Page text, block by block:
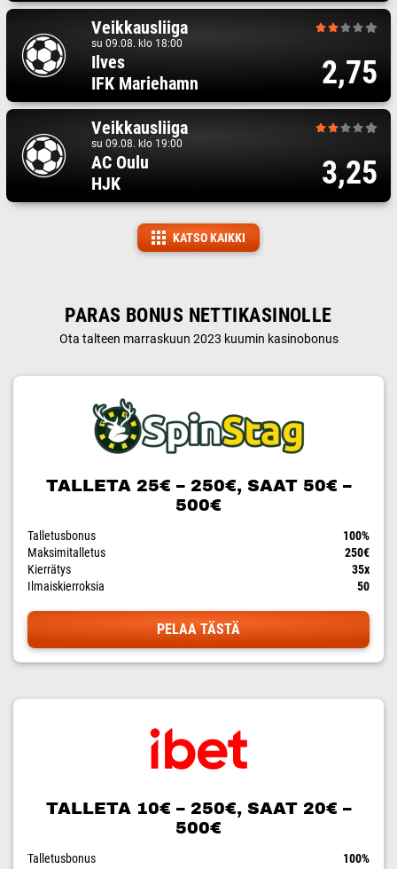
Veikkausliiga
su 09.08. klo 18:00
Ilves
IFK Mariehamn
2,75
Veikkausliiga
su 09.08. klo 19:00
AC Oulu
HJK
3,25
KATSO KAIKKI
PARAS BONUS NETTIKASINOLLE
Ota talteen marraskuun 2023 kuumin kasinobonus
TALLETA 25€ – 250€, SAAT 50€ –
500€
Talletusbonus
100%
Maksimitalletus
250€
Kierrätys
35x
Ilmaiskierroksia
50
PELAA TÄSTÄ
TALLETA 10€ – 250€, SAAT 20€ –
500€
Talletusbonus
100%